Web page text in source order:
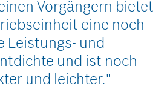
Vorgängern bietet
eine noch
Leistungs- und
und ist noch
und leichter."